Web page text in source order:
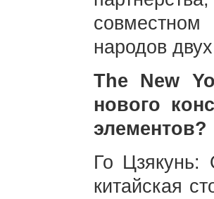
народов
The New
нового
элементов?
Го Цзякунь:
китайская